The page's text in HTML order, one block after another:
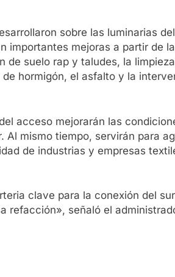
sobre las luminarias
importantes mejoras a partir de
de suelo rap y taludes, la
hormigón, el asfalto y la
acceso mejorarán las
Al mismo tiempo, servirán para
de industrias y empresas
clave para la conexión del
refacción», señaló el